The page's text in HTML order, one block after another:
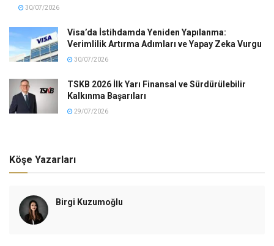
30/07/2026
Visa’da İstihdamda Yeniden Yapılanma:
Verimlilik Artırma Adımları ve Yapay Zeka Vurgu
30/07/2026
TSKB 2026 İlk Yarı Finansal ve Sürdürülebilir
Kalkınma Başarıları
29/07/2026
Köşe Yazarları
Birgi Kuzumoğlu